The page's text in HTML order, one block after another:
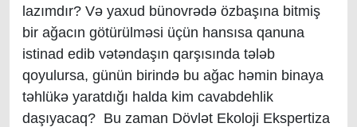
lazımdır? Və yaxud bünovrədə özbaşına bitmiş
bir ağacın götürülməsi üçün hansısa qanuna
istinad edib vətəndaşın qarşısında tələb
qoyulursa, günün birində bu ağac həmin binaya
təhlükə yaratdığı halda kim cavabdehlik
daşıyacaq? Bu zaman Dövlət Ekoloji Ekspertiza